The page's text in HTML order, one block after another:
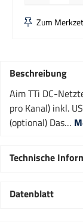
Zum
Beschreibung
Aim TTi DC-
pro Kanal) inkl.
(optional) Das…
Technische
Datenblatt